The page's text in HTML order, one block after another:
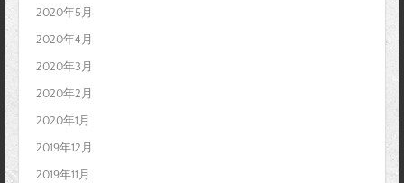
2020年5月
2020年4月
2020年3月
2020年2月
2020年1月
2019年12月
2019年11月